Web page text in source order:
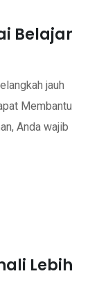
Belajar
jauh
Membantu
Anda wajib
Lebih